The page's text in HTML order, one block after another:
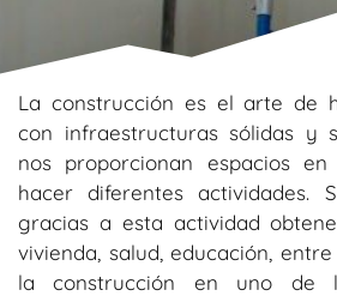
La construcción es el arte de
con infraestructuras sólidas y
nos proporcionan espacios
hacer diferentes actividades.
gracias a esta actividad
vivienda, salud, educación,
la construcción en uno de